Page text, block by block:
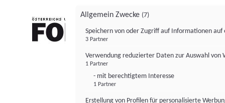
Allgemein Zwecke (7)
Speichern von oder Zugriff auf Informationen auf
3 Partner
Verwendung reduzierter Daten zur Auswahl von
1 Partner
- mit berechtigtem Interesse
1 Partner
Erstellung von Profilen für personalisierte
FONDS professionell